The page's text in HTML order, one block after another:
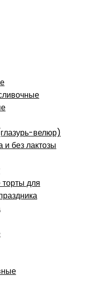
велюр)
и без лактозы
для